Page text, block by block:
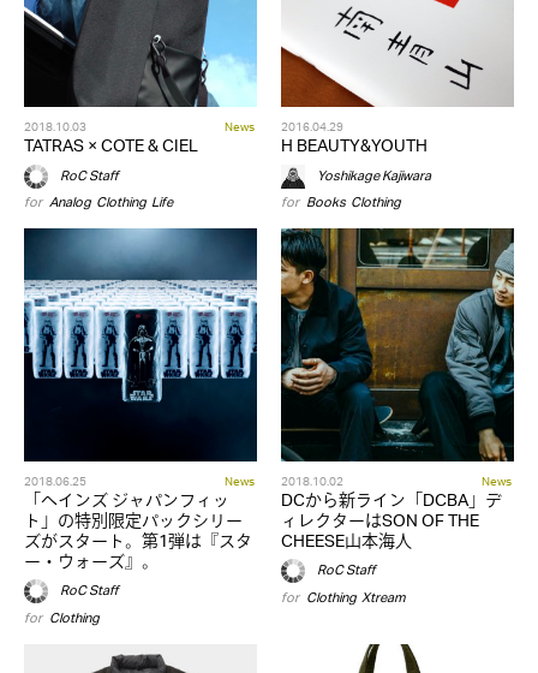
2018.10.03 News
TATRAS × COTE & CIEL
RoC Staff
for Analog,Clothing,Life
2016.04.29
H BEAUTY&YOUTH
Yoshikage Kajiwara
for Books,Clothing
2018.06.25 News
「ヘインズ ジャパンフィッ
ト」の特別限定パックシリー
ズがスタート。第1弾は『スタ
ー・ウォーズ』。
RoC Staff
for Clothing
2018.10.02 News
DCから新ライン「DCBA」デ
ィレクターはSON OF THE
CHEESE山本海人
RoC Staff
for Clothing,Xtream